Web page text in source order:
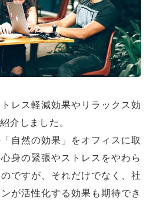
レス軽減効果やリラックス効
介しました。
自然の効果」をオフィスに取
身の緊張やストレスをやわら
ですが、それだけでなく、社
が活性化する効果も期待でき